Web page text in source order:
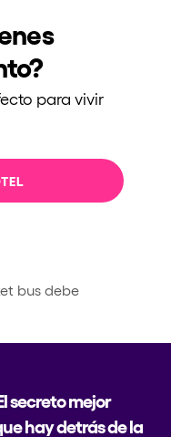
para vivir
bus debe
secreto mejor
hay detrás de la